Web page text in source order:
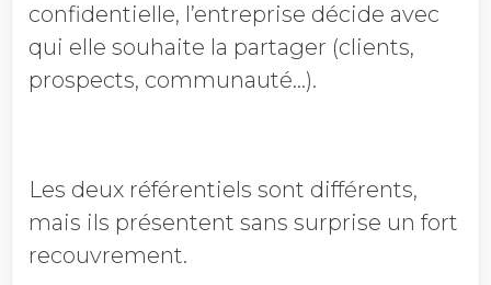
confidentielle, l’entreprise décide avec
qui elle souhaite la partager (clients,
prospects, communauté…).
Les deux référentiels sont différents,
mais ils présentent sans surprise un fort
recouvrement.